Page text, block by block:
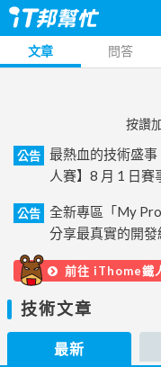
文章 問答
按讚
公告
最熱血的技術盛
人賽】8 月 1 日賽
公告
全新專區「My
分享最真實的開發
前往 iThome鐵
技術文章
最新